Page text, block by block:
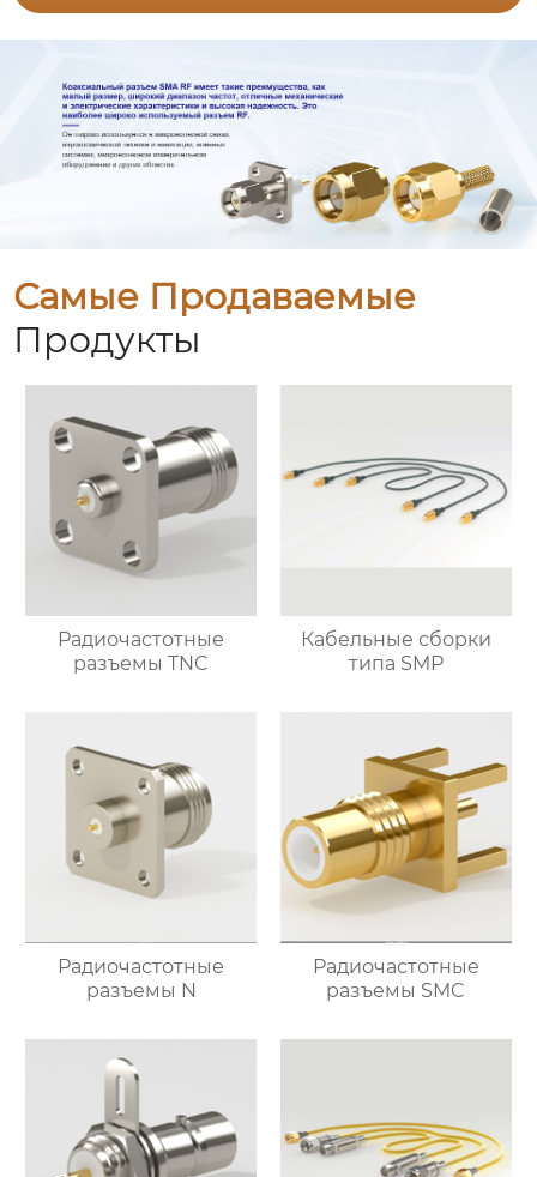
Самые Продаваемые
Продукты
Радиочастотные
разъемы TNC
Кабельные сборки
типа SMP
Радиочастотные
разъемы N
Радиочастотные
разъемы SMC